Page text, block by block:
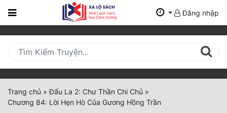
Trang
Mới
Cập
Nhật
(current)
Đăng nhập
Trang chủ »Đấu La 2: Chư Thần Chi Chủ »
Chương 84: Lời Hẹn Hò Của Gương Hồng Trần